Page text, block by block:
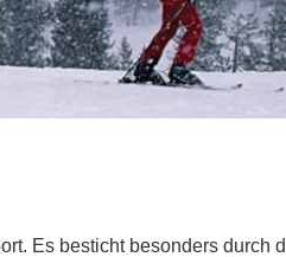
Es besticht besonders durch